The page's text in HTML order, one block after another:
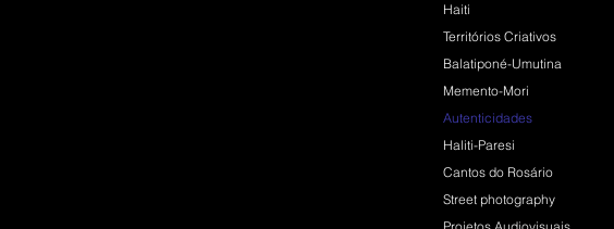
Haiti
Territórios Criativos
Balatiponé-Umutina
Memento-Mori
Autenticidades
Haliti-Paresi
Cantos do Rosário
Street photography